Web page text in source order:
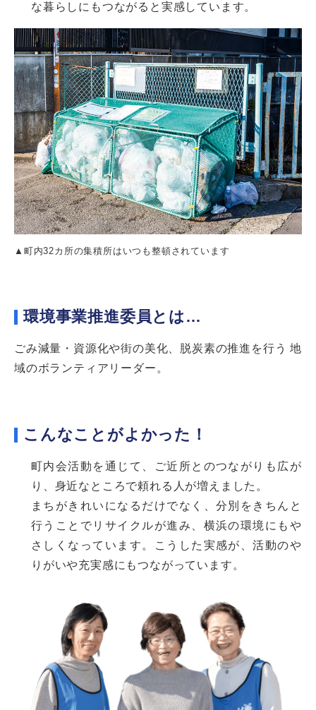
▲町内32カ所の集積所はいつも整頓されています
な暮らしにもつながると実感しています。
環境事業推進委員とは…
ごみ減量・資源化や街の美化、脱炭素の推進を行う 地
域のボランティアリーダー。
こんなことがよかった！
町内会活動を通じて、ご近所とのつながりも広が
り、身近なところで頼れる人が増えました。
まちがきれいになるだけでなく、分別をきちんと
行うことでリサイクルが進み、横浜の環境にもや
さしくなっています。こうした実感が、活動のや
りがいや充実感にもつながっています。